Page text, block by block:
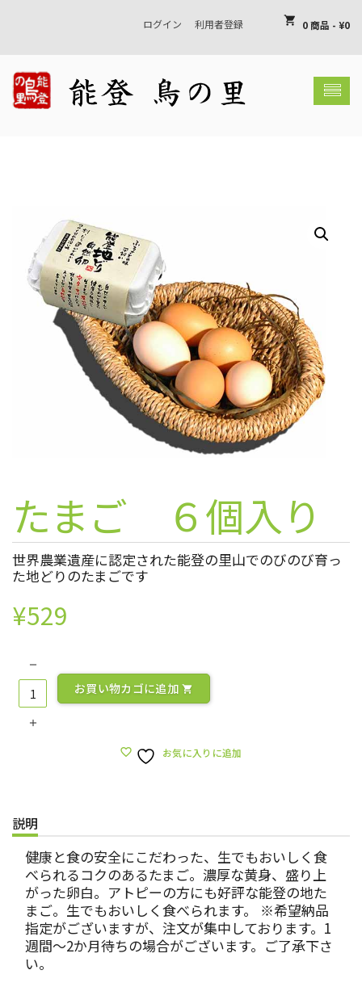
shopping_cart 0 商品 - ¥0
shopping_basket
ログイン 利用者登録
たまご ６個入り
世界農業遺産に認定された能登の里山でのびのび育っ
た地どりのたまごです
¥529
お買い物カゴに追加 shopping_cart
お気に入りに追加
説明
健康と食の安全にこだわった、生でもおいしく食
べられるコクのあるたまご。濃厚な黄身、盛り上
がった卵白。アトピーの方にも好評な能登の地た
まご。生でもおいしく食べられます。 ※希望納品
指定がございますが、注文が集中しております。1
週間〜2か月待ちの場合がございます。ご了承下さ
い。